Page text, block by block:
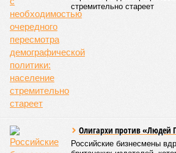
России,
– поясняет политолог
свете теракта в Москве
в России британского, германского,
посольства, а возможно, и пары
излишним. Значит, надо лишить
тыловой поддержки под
Это уже не побудка, это – набат,
А вот за трагедию Геленджика надо
отомстить. Максимально жестоко.
жестоко. Но умно. Надо уничтожить